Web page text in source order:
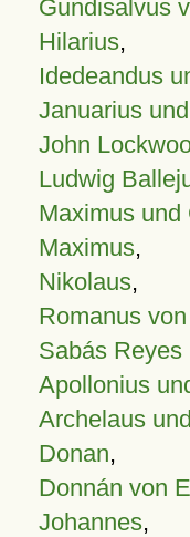
Gundisalvus
Hilarius,
Idedeandus
Januarius
John
Ludwig
Maximus und
Maximus,
Nikolaus,
Romanus
Sabás Reyes
Apollonius
Archelaus
Donan,
Donnán von
Johannes,